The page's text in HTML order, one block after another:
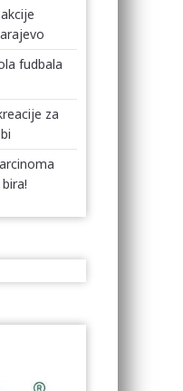
fudbala
za